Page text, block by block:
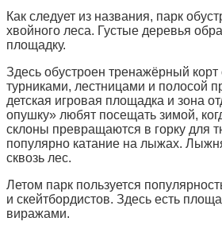
Как следует из названия, парк
хвойного леса. Густые деревья
площадку.
Здесь обустроен тренажёрный корт
турниками, лестницами и полосой
детская игровая площадка и зона
опушку» любят посещать зимой,
склоны превращаются в горку для
популярно катание на лыжах.
сквозь лес.
Летом парк пользуется
и скейтбордистов. Здесь есть
виражами.